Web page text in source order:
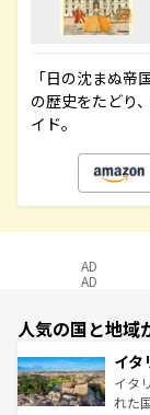
「日の沈まぬ
の歴史をたどり
イド。
AD
AD
人気の国と地域
イタ
イタ
れた国